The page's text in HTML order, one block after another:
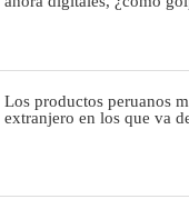
Los productos peruanos
extranjero en los que va